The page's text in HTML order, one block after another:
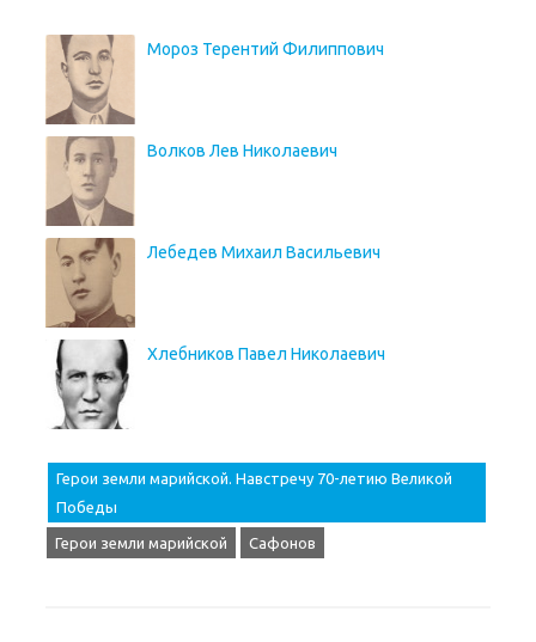
Мороз Терентий Филиппович
Волков Лев Николаевич
Лебедев Михаил Васильевич
Хлебников Павел Николаевич
Герои земли марийской. Навстречу 70-летию Великой
Победы
Герои земли марийской Сафонов